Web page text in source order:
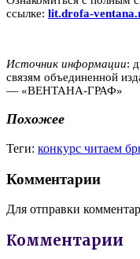
ссылке: lit.drofa-
Источник информации:
связям объединенной
— «ВЕНТАНА-ГРАФ»
Похожее
Теги: конкурс читаем
Комментарии
Для отправки
Комментарии